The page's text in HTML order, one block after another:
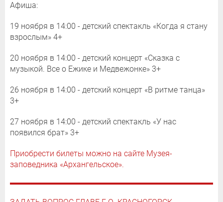
Афиша:
19 ноября в 14:00 - детский спектакль «Когда я стану
взрослым» 4+
20 ноября в 14:00 - детский концерт «Сказка с
музыкой. Все о Ежике и Медвежонке» 3+
26 ноября в 14:00 - детский концерт «В ритме танца»
3+
27 ноября в 14:00 - детский спектакль «У нас
появился брат» 3+
Приобрести билеты можно на сайте Музея-
заповедника «Архангельское».